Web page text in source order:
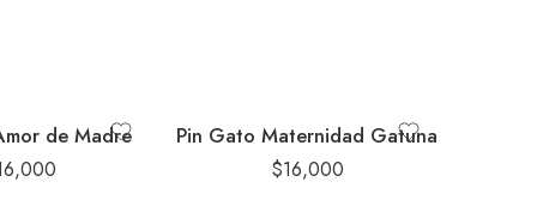
de Madre Pin Gato Maternidad Gatuna
$16,000